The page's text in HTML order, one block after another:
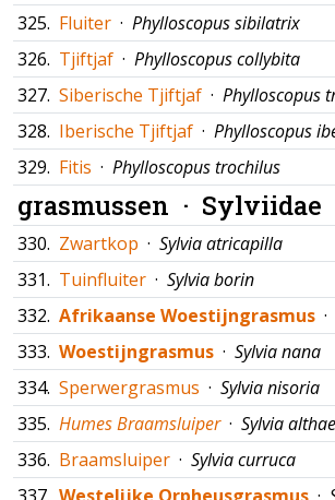
325. Fluiter · Phylloscopus sibilatrix
326. Tjiftjaf · Phylloscopus collybita
327. Siberische Tjiftjaf · Phylloscopus
328. Iberische Tjiftjaf · Phylloscopus
329. Fitis · Phylloscopus trochilus
grasmussen · Sylviidae
330. Zwartkop · Sylvia atricapilla
331. Tuinfluiter · Sylvia borin
332. Afrikaanse Woestijngrasmus ·
333. Woestijngrasmus · Sylvia nana
334. Sperwergrasmus · Sylvia nisoria
335. Humes Braamsluiper · Sylvia
336. Braamsluiper · Sylvia curruca